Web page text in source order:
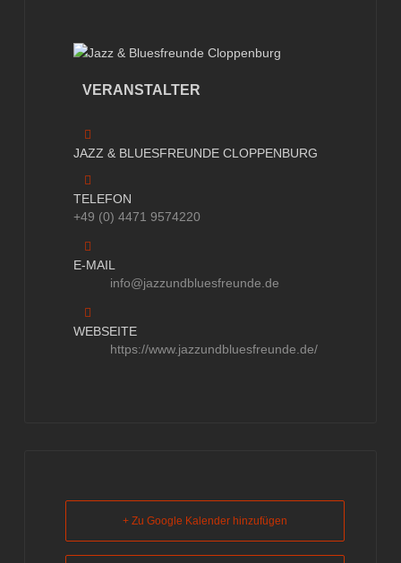
VERANSTALTER
JAZZ & BLUESFREUNDE CLOPPENBURG
TELEFON
+49 (0) 4471 9574220
E-MAIL
info@jazzundbluesfreunde.de
WEBSEITE
https://www.jazzundbluesfreunde.de/
+ Zu Google Kalender hinzufügen